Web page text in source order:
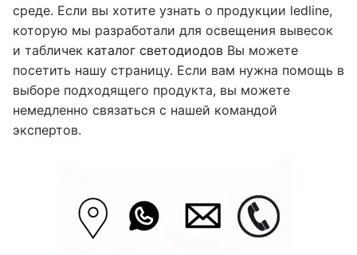
среде. Если вы хотите узнать о продукции ledline,
которую мы разработали для освещения вывесок
и табличек каталог светодиодов Вы можете
посетить нашу страницу. Если вам нужна помощь в
выборе подходящего продукта, вы можете
немедленно связаться с нашей командой
экспертов.